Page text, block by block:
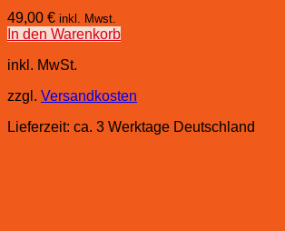
49,00 € inkl. Mwst.
In den Warenkorb
inkl. MwSt.
zzgl. Versandkosten
Lieferzeit: ca. 3 Werktage Deutschland